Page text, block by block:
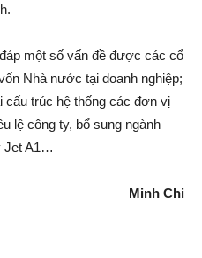
một số vấn đề được các cổ
Nhà nước tại doanh nghiệp;
cấu trúc hệ thống các đơn vị
lệ công ty, bổ sung ngành
Jet A1…
Minh Chi